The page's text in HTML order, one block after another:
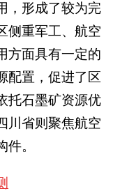
，形成了较为完
侧重军工、航空
方面具有一定的
配置，促进了区
托石墨矿资源优
川省则聚焦航空
。